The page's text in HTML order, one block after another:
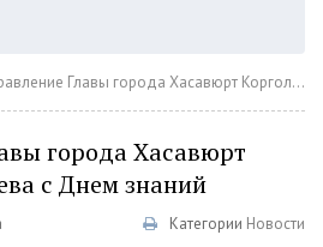
Главы города Хасавюрт Корголи Корголиева с Днем знаний
города Хасавюрт
с Днем знаний
Категории Новости